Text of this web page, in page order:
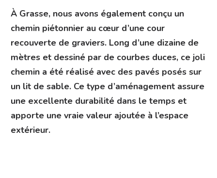
À Grasse, nous avons également conçu un
chemin piétonnier au cœur d’une cour
recouverte de graviers. Long d’une dizaine de
mètres et dessiné par de courbes duces, ce joli
chemin a été réalisé avec des pavés posés sur
un lit de sable. Ce type d’aménagement assure
une excellente durabilité dans le temps et
apporte une vraie valeur ajoutée à l’espace
extérieur.